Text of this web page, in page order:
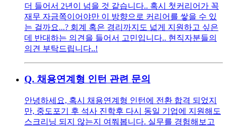
더 들어서 2년이 넘을 것 같습니다.. 혹시 첫커리어가 꼭
재무 자금쪽이어야만 이 방향으로 커리어를 쌓을 수 있
는 걸까요...? 회계 혹은 경리까지도 넓게 지원하고 싶은
데 반대하는 의견을 들어서 고민입니다.. 현직자분들의
의견 부탁드립니다..!
Q. 채용연계형 인턴 관련 문의
안녕하세요, 혹시 채용연계형 인턴에 전환 합격 되었지
만, 중도포기 후 석사 진학후 다시 동일 기업에 지원해도
스크리닝 되지 않는지 여쭤봅니다. 실무를 경험해보고